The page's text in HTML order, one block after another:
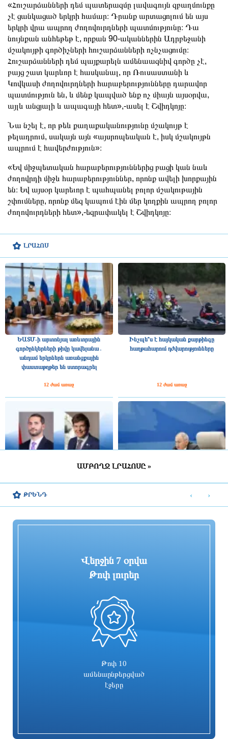
ԼՐԱՀՈՍ
ԵԱՏՄ-ի արտոնյալ առևտրային
գործընկերների թիվը կավելանա․
անդամ երկրներն առանցքային
փաստաթղթեր են ստորագրել
12 ժամ առաջ
Ինչպե՞ս է հայկական քարթինգը
հաղթահարում դժվարությունները
12 ժամ առաջ
ՀՀ ԱԺ նախագահի պաշտոնում
ընտրվելու կապակցությամբ
Գարեգին Բ-ի և վեց եպիսկոպոսների
ինքնաբացարկ հայտնեց. նոր
Իսրայելն արձագանքել է Թուրքիայի
ԱՄԲՈՂՋ ԼՐԱՀՈՍԸ »
«Հուշարձանների դեմ պատերազմը լավագույն զբաղմունքը
չէ ցանկացած երկրի համար։ Դրանք արտացոլում են այս
երկրի վրա ապրող ժողովուրդների պատմությունը։ Դա
նույնքան անհեթեթ է, որքան 90-ականներին Ադրբեջանի
մշակույթի գործիչների հուշարձանների ոչնչացումը։
Հուշարձանների դեմ պայքարելն ամենաազնիվ գործը չէ,
բայց շատ կարևոր է հասկանալ, որ Ռուսաստանի և
Կովկասի ժողովուրդների հարաբերությունները դարավոր
պատմություն են, և մենք կապված ենք ոչ միայն այսօրվա,
այլև անցյալի և ապագայի հետ»,-ասել է Շվիդկոյը։
Նա նշել է, որ թեև քաղաքականությունը մշակույթ է
թելադրում, սակայն այն «այսրոպեական է, իսկ մշակույթն
ապրում է հավերժություն»։
«Եվ միջպետական հարաբերություններից բացի կան նաև
ժողովրդի միջև հարաբերություններ, որոնք ավելի խորքային
են։ Եվ այսօր կարեւոր է պահպանել բոլոր մշակութային
շփումները, որոնք մեզ կապում էին մեր կողքին ապրող բոլոր
ժողովուրդների հետ»,-եզրափակել է Շվիդկոյը։
ԹՐԵՆԴ
Վերջին 7 օրվա
Թոփ լուրեր
Թոփ 10
ամենաընթերցված
էջերը
‹ ›